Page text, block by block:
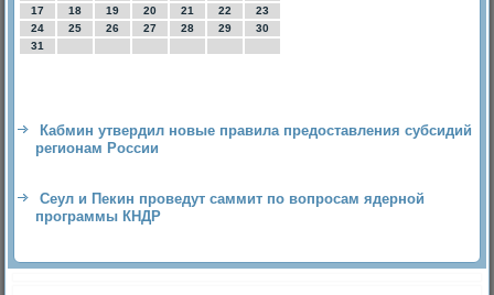
17
18 19 20 21 22
23
24
25 26 27 28 29
30
31
Кабмин утвердил новые правила предоставления субсидий
регионам России
Сеул и Пекин проведут саммит по вопросам ядерной
программы КНДР